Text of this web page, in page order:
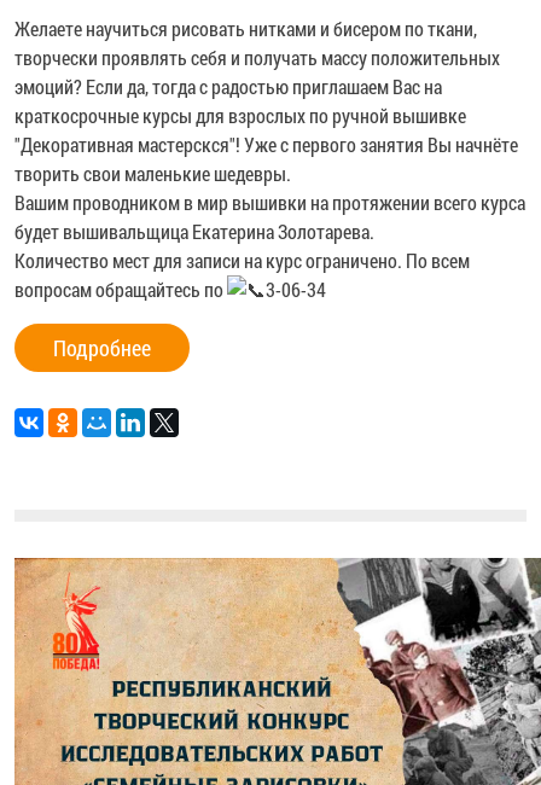
Желаете научиться рисовать нитками и бисером по ткани,
творчески проявлять себя и получать массу положительных
эмоций? Если да, тогда с радостью приглашаем Вас на
краткосрочные курсы для взрослых по ручной вышивке
"Декоративная мастерскся"! Уже с первого занятия Вы начнёте
творить свои маленькие шедевры.
Вашим проводником в мир вышивки на протяжении всего курса
будет вышивальщицаЕкатерина Золотарева.
Количество мест для записи на курс ограничено. По всем
вопросам обращайтесь по
3-06-34
Подробнее